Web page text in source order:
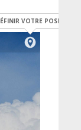
VOTRE POSITION